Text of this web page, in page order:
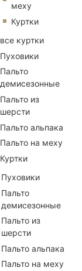
меху
Куртки
все куртки
Пуховики
Пальто
демисезонные
Пальто из
шерсти
Пальто альпака
Пальто на меху
Куртки
Пуховики
Пальто
демисезонные
Пальто из
шерсти
Пальто альпака
Пальто на меху